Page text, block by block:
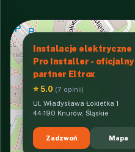
Instalacje elektryczne
Pro Installer - oficjalny
partner Eltrox
⭐ 5.0 (7 opinii)
Ul. Władysława Łokietka 1
44-190 Knurów, Śląskie
Zadzwoń Mapa